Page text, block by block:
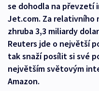
se dohodla na
Jet.com. Za relativního
zhruba 3,3 miliardy
Reuters jde o největší
tak snaží posílit si své
největším světovým
Amazon.